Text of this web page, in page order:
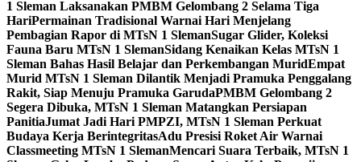
1 Sleman Laksanakan PMBM Gelombang 2 Selama Tiga
HariPermainan Tradisional Warnai Hari Menjelang
Pembagian Rapor di MTsN 1 SlemanSugar Glider, Koleksi
Fauna Baru MTsN 1 SlemanSidang Kenaikan Kelas MTsN 1
Sleman Bahas Hasil Belajar dan Perkembangan MuridEmpat
Murid MTsN 1 Sleman Dilantik Menjadi Pramuka Penggalang
Rakit, Siap Menuju Pramuka GarudaPMBM Gelombang 2
Segera Dibuka, MTsN 1 Sleman Matangkan Persiapan
PanitiaJumat Jadi Hari PMPZI, MTsN 1 Sleman Perkuat
Budaya Kerja BerintegritasAdu Presisi Roket Air Warnai
Classmeeting MTsN 1 SlemanMencari Suara Terbaik, MTsN 1